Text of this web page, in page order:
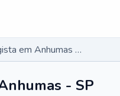
Neurologista em Anhumas - SP
- SP